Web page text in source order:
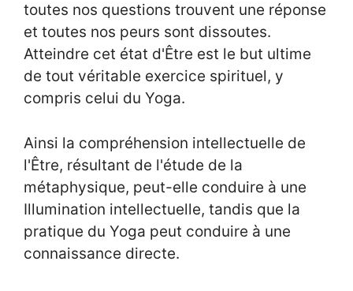
toutes nos questions trouvent une réponse
et toutes nos peurs sont dissoutes.
Atteindre cet état d'Être est le but ultime
de tout véritable exercice spirituel, y
compris celui du Yoga.
Ainsi la compréhension intellectuelle de
l'Être, résultant de l'étude de la
métaphysique, peut-elle conduire à une
Illumination intellectuelle, tandis que la
pratique du Yoga peut conduire à une
connaissance directe.